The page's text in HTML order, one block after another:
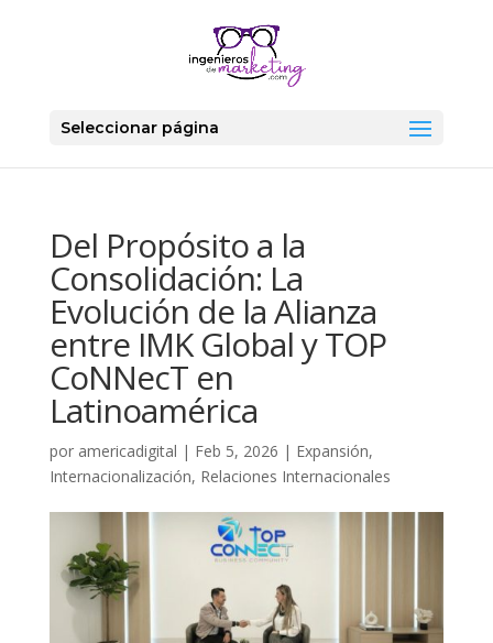
Seleccionar página
Del Propósito a la
Consolidación: La
Evolución de la Alianza
entre IMK Global y TOP
CoNNecT en
Latinoamérica
por americadigital | Feb 5, 2026 | Expansión,
Internacionalización, Relaciones Internacionales